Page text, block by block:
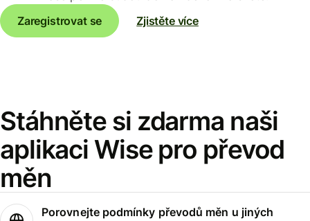
Zaregistrovat se
Zjistěte více
Stáhněte si zdarma naši
aplikaci Wise pro převod
měn
Porovnejte podmínky převodů měn u jiných